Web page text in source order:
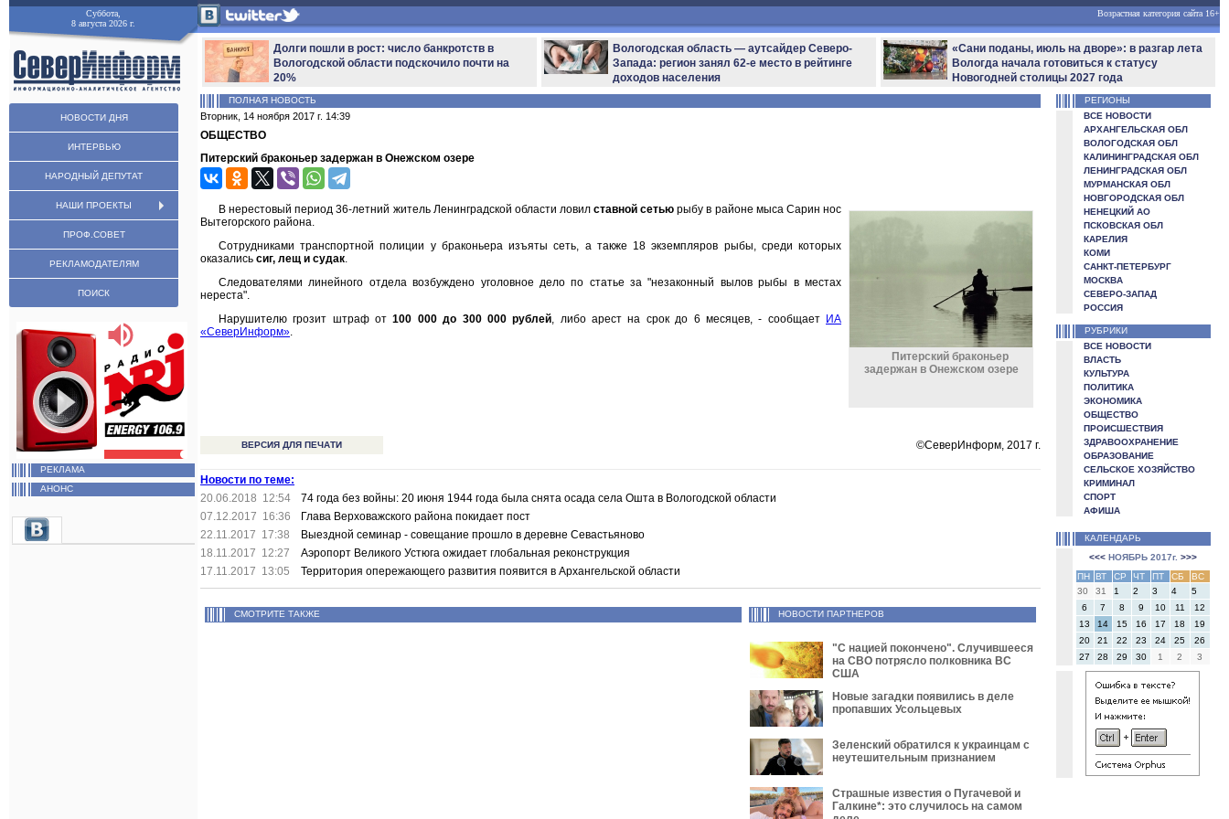
Суббота,
8 августа 2026 г.
НОВОСТИ ДНЯ
ИНТЕРВЬЮ
НАРОДНЫЙ ДЕПУТАТ
НАШИ ПРОЕКТЫ
ПРОФ.СОВЕТ
РЕКЛАМОДАТЕЛЯМ
ПОИСК
РЕКЛАМА
АНОНС
Возрастная категория сайта 16+
Долги пошли в рост: число банкротств в
Вологодской области подскочило почти на
20%
Вологодская область — аутсайдер Северо-
Запада: регион занял 62-е место в рейтинге
доходов населения
«Сани поданы, июль на дворе»: в разгар лета
Вологда начала готовиться к статусу
Новогодней столицы 2027 года
ПОЛНАЯ НОВОСТЬ
Вторник, 14 ноября 2017 г. 14:39
ОБЩЕСТВО
Питерский браконьер задержан в Онежском озере
Питерский браконьер
задержан в Онежском озере
В нерестовый период 36-летний житель Ленинградской области ловилставной сетью рыбу в районе мыса Сарин нос
Вытегорского района.
Сотрудниками транспортной полиции у браконьера изъяты сеть, а также 18 экземпляров рыбы, среди которых
оказались сиг, лещ и судак.
Следователями линейного отдела возбуждено уголовное дело по статье за "незаконный вылов рыбы в местах
нереста".
Нарушителю грозит штраф от100 000 до 300 000 рублей, либо арест на срок до 6 месяцев, - сообщает ИА
«СеверИнформ».
ВЕРСИЯ ДЛЯ ПЕЧАТИ ©СеверИнформ, 2017 г.
Новости по теме:
20.06.2018 12:54
74 года без войны: 20 июня 1944 года была снята осада села Ошта в Вологодской области
07.12.2017 16:36
Глава Верховажского района покидает пост
22.11.2017 17:38
Выездной семинар - совещание прошло в деревне Севастьяново
18.11.2017 12:27
Аэропорт Великого Устюга ожидает глобальная реконструкция
17.11.2017 13:05
Территория опережающего развития появится в Архангельской области
СМОТРИТЕ ТАКЖЕ НОВОСТИ ПАРТНЕРОВ
"С нацией покончено". Случившееся
на СВО потрясло полковника ВС
США
Новые загадки появились в деле
пропавших Усольцевых
Зеленский обратился к украинцам с
неутешительным признанием
Страшные известия о Пугачевой и
Галкине*: это случилось на самом
РЕГИОНЫ
ВСЕ НОВОСТИ
АРХАНГЕЛЬСКАЯ ОБЛ
ВОЛОГОДСКАЯ ОБЛ
КАЛИНИНГРАДСКАЯ ОБЛ
ЛЕНИНГРАДСКАЯ ОБЛ
МУРМАНСКАЯ ОБЛ
НОВГОРОДСКАЯ ОБЛ
НЕНЕЦКИЙ АО
ПСКОВСКАЯ ОБЛ
КАРЕЛИЯ
КОМИ
САНКТ-ПЕТЕРБУРГ
МОСКВА
СЕВЕРО-ЗАПАД
РОССИЯ
РУБРИКИ
ВСЕ НОВОСТИ
ВЛАСТЬ
КУЛЬТУРА
ПОЛИТИКА
ЭКОНОМИКА
ОБЩЕСТВО
ПРОИСШЕСТВИЯ
ЗДРАВООХРАНЕНИЕ
ОБРАЗОВАНИЕ
СЕЛЬСКОЕ ХОЗЯЙСТВО
КРИМИНАЛ
СПОРТ
АФИША
КАЛЕНДАРЬ
<<<НОЯБРЬ 2017г. >>>
ПН
ВТ СР ЧТ ПТ СБ
ВС
30
31 1 2 3 4
5
6
7 8 9 10 11
12
13
14 15 16 17 18
19
20
21 22 23 24 25
26
27
28 29 30 1 2 3